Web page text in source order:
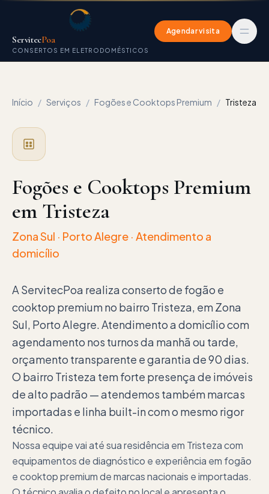
ServitecPoa
CONSERTOS EM ELETRODOMÉSTICOS
Agendar visita
Início / Serviços / Fogões e Cooktops Premium / Tristeza
Fogões e Cooktops Premium
em Tristeza
Zona Sul · Porto Alegre · Atendimento a
domicílio
A ServitecPoa realiza conserto de fogão e
cooktop premium no bairro Tristeza, em Zona
Sul, Porto Alegre. Atendimento a domicílio com
agendamento nos turnos da manhã ou tarde,
orçamento transparente e garantia de 90 dias.
O bairro Tristeza tem forte presença de imóveis
de alto padrão — atendemos também marcas
importadas e linha built-in com o mesmo rigor
técnico.
Nossa equipe vai até sua residência em Tristeza com
equipamentos de diagnóstico e experiência em fogão
e cooktop premium de marcas nacionais e importadas.